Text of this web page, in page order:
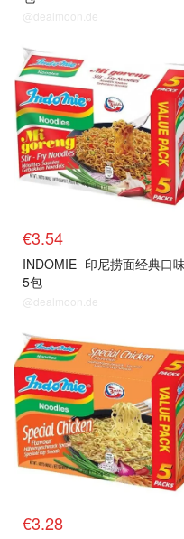
@dealmoon.de
€3.54
INDOMIE 印尼捞面经典口
5包
@dealmoon.de
€3.28